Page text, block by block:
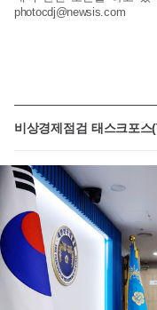
photocdj@newsis.com
비상경제점검 태스크포스